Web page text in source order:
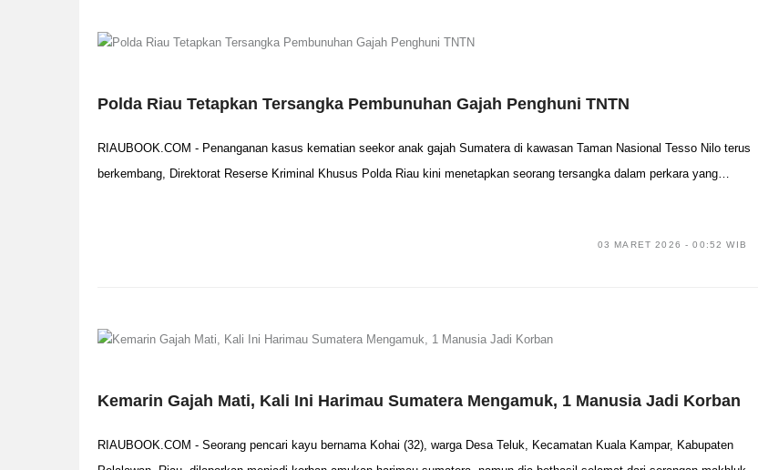
Polda Riau Tetapkan Tersangka Pembunuhan Gajah Penghuni TNTN
RIAUBOOK.COM - Penanganan kasus kematian seekor anak gajah Sumatera di kawasan Taman Nasional Tesso Nilo terus
berkembang, Direktorat Reserse Kriminal Khusus Polda Riau kini menetapkan seorang tersangka dalam perkara yang…
03 MARET 2026 - 00:52 WIB
Kemarin Gajah Mati, Kali Ini Harimau Sumatera Mengamuk, 1 Manusia Jadi Korban
RIAUBOOK.COM - Seorang pencari kayu bernama Kohai (32), warga Desa Teluk, Kecamatan Kuala Kampar, Kabupaten